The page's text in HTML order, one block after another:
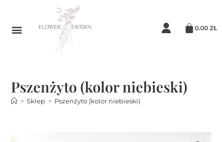
0.00 ZŁ
Pszenżyto (kolor niebieski)
> Sklep > Pszenżyto (kolor niebieski)